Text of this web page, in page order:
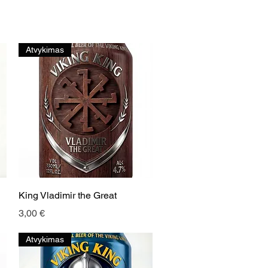
Greita peržiūra
Atvykimas
King Vladimir the Great
Kaina
3,00 €
Atvykimas